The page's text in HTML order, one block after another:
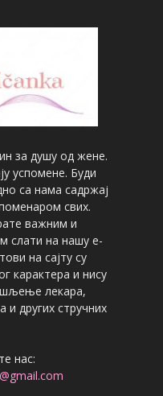
за душу од жене.
успомене. Буди
са нама садржај
свих.
важним и
слати на нашу е-
на сајту су
карактера и нису
лекара,
других стручних
нас: